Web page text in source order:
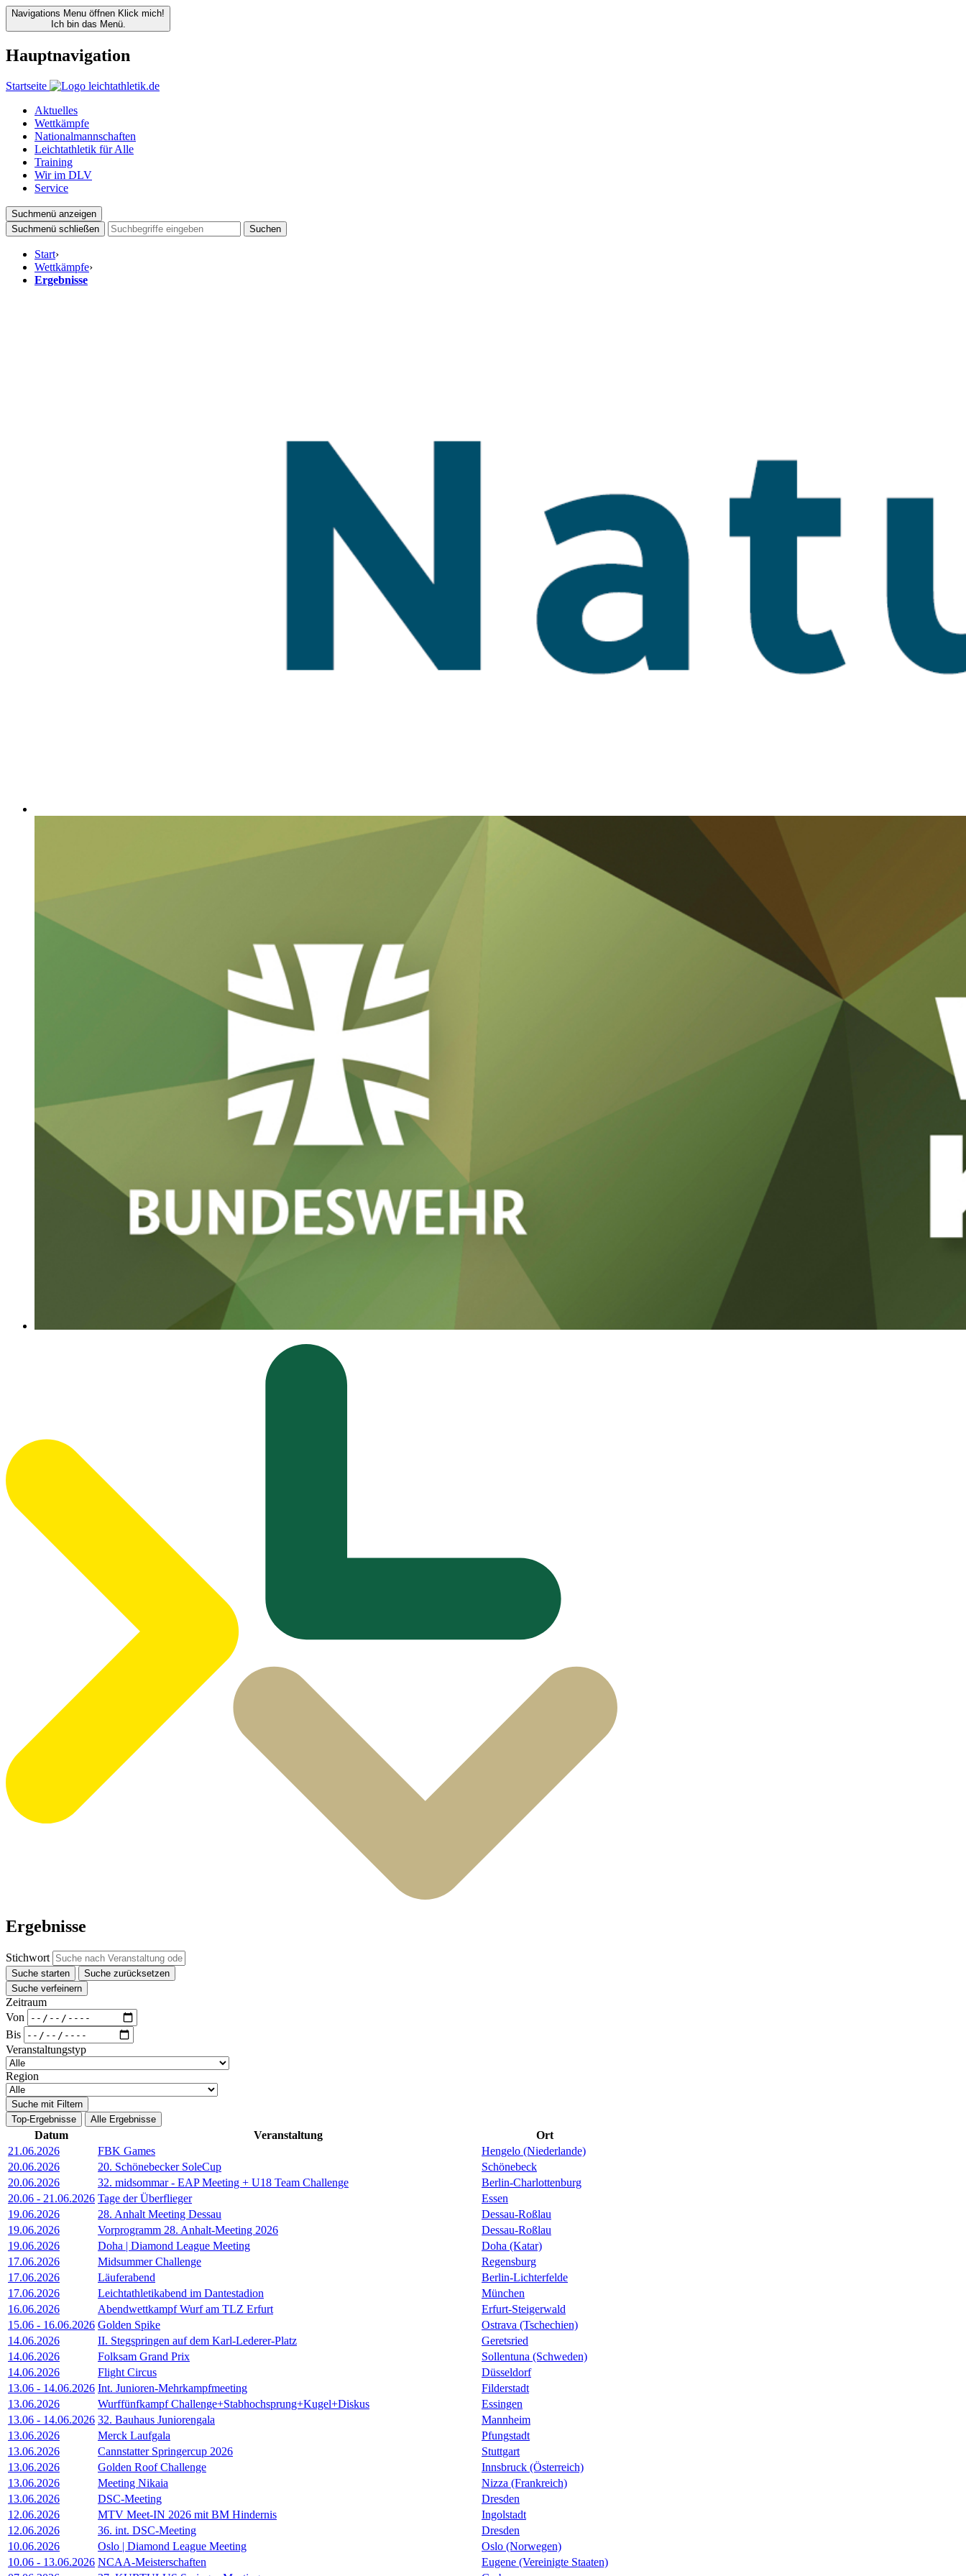
Navigations Menu öffnen Klick mich!
Ich bin das Menü.
Hauptnavigation
Startseite
Aktuelles
Wettkämpfe
Nationalmannschaften
Leichtathletik für Alle
Training
Wir im DLV
Service
Suchmenü anzeigen
Suchmenü schließen
Suchen
Start›
Wettkämpfe›
Ergebnisse
Ergebnisse
Stichwort
Suche starten
Suche zurücksetzen
Suche verfeinern
Zeitraum
Von
Bis
Veranstaltungstyp
Region
Suche mit Filtern
Top-Ergebnisse
Alle Ergebnisse
Datum Veranstaltung
Ort
21.06.2026
FBK Games
Hengelo (Niederlande)
20.06.2026
20. Schönebecker SoleCup
Schönebeck
20.06.2026
32. midsommar - EAP Meeting + U18 Team Challenge
Berlin-Charlottenburg
20.06 - 21.06.2026 Tage der Überflieger
Essen
19.06.2026
28. Anhalt Meeting Dessau
Dessau-Roßlau
19.06.2026
Vorprogramm 28. Anhalt-Meeting 2026
Dessau-Roßlau
19.06.2026
Doha | Diamond League Meeting
Doha (Katar)
17.06.2026
Midsummer Challenge
Regensburg
17.06.2026
Läuferabend
Berlin-Lichterfelde
17.06.2026
Leichtathletikabend im Dantestadion
München
16.06.2026
Abendwettkampf Wurf am TLZ Erfurt
Erfurt-Steigerwald
15.06 - 16.06.2026 Golden Spike
Ostrava (Tschechien)
14.06.2026
II. Stegspringen auf dem Karl-Lederer-Platz
Geretsried
14.06.2026
Folksam Grand Prix
Sollentuna (Schweden)
14.06.2026
Flight Circus
Düsseldorf
13.06 - 14.06.2026 Int. Junioren-Mehrkampfmeeting
Filderstadt
13.06.2026
Wurffünfkampf Challenge+Stabhochsprung+Kugel+Diskus
Essingen
13.06 - 14.06.2026 32. Bauhaus Juniorengala
Mannheim
13.06.2026
Merck Laufgala
Pfungstadt
13.06.2026
Cannstatter Springercup 2026
Stuttgart
13.06.2026
Golden Roof Challenge
Innsbruck (Österreich)
13.06.2026
Meeting Nikaia
Nizza (Frankreich)
13.06.2026
DSC-Meeting
Dresden
12.06.2026
MTV Meet-IN 2026 mit BM Hindernis
Ingolstadt
12.06.2026
36. int. DSC-Meeting
Dresden
10.06.2026
Oslo | Diamond League Meeting
Oslo (Norwegen)
10.06 - 13.06.2026 NCAA-Meisterschaften
Eugene (Vereinigte Staaten)